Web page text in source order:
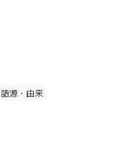
語源・由来